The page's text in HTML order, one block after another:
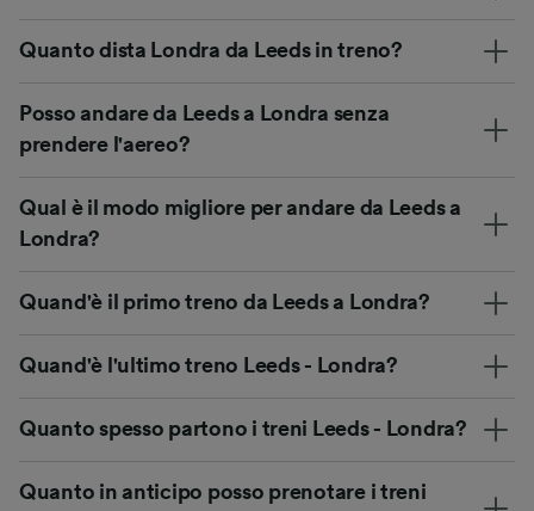
Quanto dista Londra da Leeds in treno?
Posso andare da Leeds a Londra senza
prendere l'aereo?
Qual è il modo migliore per andare da Leeds a
Londra?
Quand'è il primo treno da Leeds a Londra?
Quand'è l'ultimo treno Leeds - Londra?
Quanto spesso partono i treni Leeds - Londra?
Quanto in anticipo posso prenotare i treni